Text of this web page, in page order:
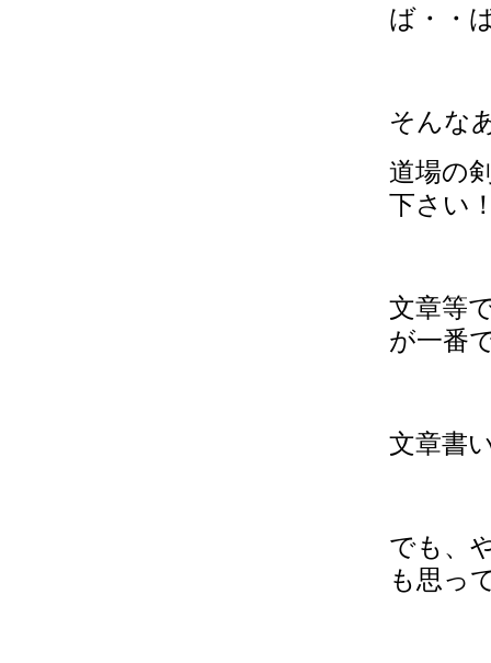
ば・・
そんな
道場の
下さい
文章等
が一番
文章書
でも、
も思っ